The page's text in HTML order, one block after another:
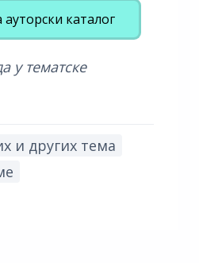
ауторски каталог
у тематске
и других тема